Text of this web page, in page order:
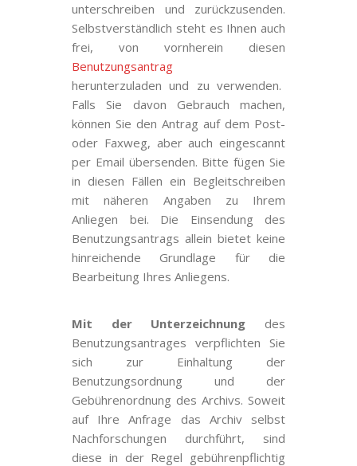
unterschreiben und zurückzusenden.
Selbstverständlich steht es Ihnen auch
frei, von vornherein diesen
Benutzungsantrag
herunterzuladen und zu verwenden.
Falls Sie davon Gebrauch machen,
können Sie den Antrag auf dem Post-
oder Faxweg, aber auch eingescannt
per Email übersenden. Bitte fügen Sie
in diesen Fällen ein Begleitschreiben
mit näheren Angaben zu Ihrem
Anliegen bei. Die Einsendung des
Benutzungsantrags allein bietet keine
hinreichende Grundlage für die
Bearbeitung Ihres Anliegens.
Mit der Unterzeichnung des
Benutzungsantrages verpflichten Sie
sich zur Einhaltung der
Benutzungsordnung und der
Gebührenordnung des Archivs. Soweit
auf Ihre Anfrage das Archiv selbst
Nachforschungen durchführt, sind
diese in der Regel gebührenpflichtig